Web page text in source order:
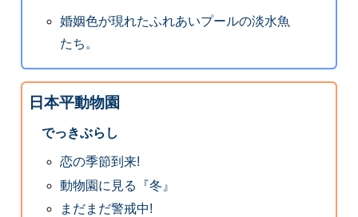
婚姻色が現れたふれあいプールの淡水魚
たち。
日本平動物園
でっきぶらし
恋の季節到来!
動物園に見る『冬』
まだまだ警戒中!